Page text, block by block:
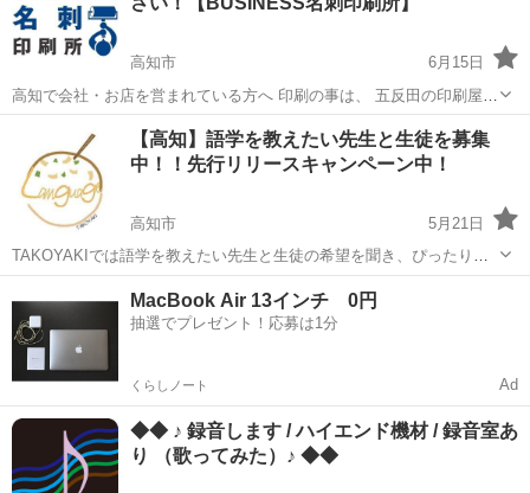
高知市
6月15日
高知で会社・お店を営まれている方へ 印刷の事は、 五反田の印刷屋
【BUSINESS名刺印刷所】にお任せください！ 個人事業主様、新規開
業の代表者様 大歓迎！ 名刺・ショップカード・ポイントカー
ド、、、 印刷...
その他 名刺
【高知】語学を教えたい先生と生徒を募集
中！！先行リリースキャンペーン中！
高知市
5月21日
TAKOYAKIでは語学を教えたい先生と生徒の希望を聞き、ぴったりな
相手を紹介します！ 何かお問い合わせがあれば、こちらのフォームか
メールアドレスへお問い合わせください！ https://www.takoyakil.in...
MacBook Air 13インチ 0円
抽選でプレゼント！応募は1分
くらしノート Ad
◆◆ ♪ 録音します / ハイエンド機材 / 録音室あ
り （歌ってみた）♪ ◆◆